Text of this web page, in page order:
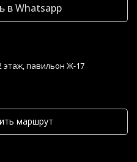
в Whatsapp
этаж, павильон Ж-17
маршрут